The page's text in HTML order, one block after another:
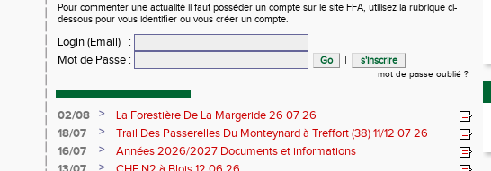
Pour commenter une actualité il faut posséder un compte sur le site FFA, utilisez la rubrique ci-
dessous pour vous identifier ou vous créer un compte.
Login (Email)
:
Mot de Passe : |
mot de passe oublié ?
02/08 >
La Forestière De La Margeride 26 07 26
18/07
>
Trail Des Passerelles Du Monteynard à Treffort (38) 11/12 07 26
16/07
>
Années 2026/2027 Documents et informations
>